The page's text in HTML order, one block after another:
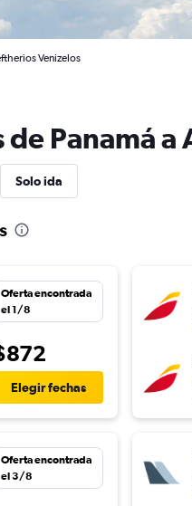
Venizelos
Panamá a
Solo ida
Oferta encontrada
el 1/8
Elegir fechas
Oferta encontrada
el 3/8